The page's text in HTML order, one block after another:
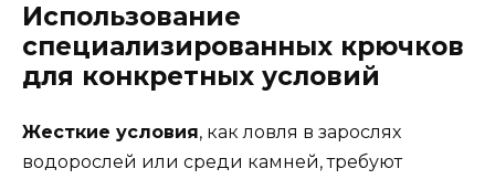
Использование
специализированных крючков
для конкретных условий
Жесткие условия, как ловля в зарослях
водорослей или среди камней, требуют